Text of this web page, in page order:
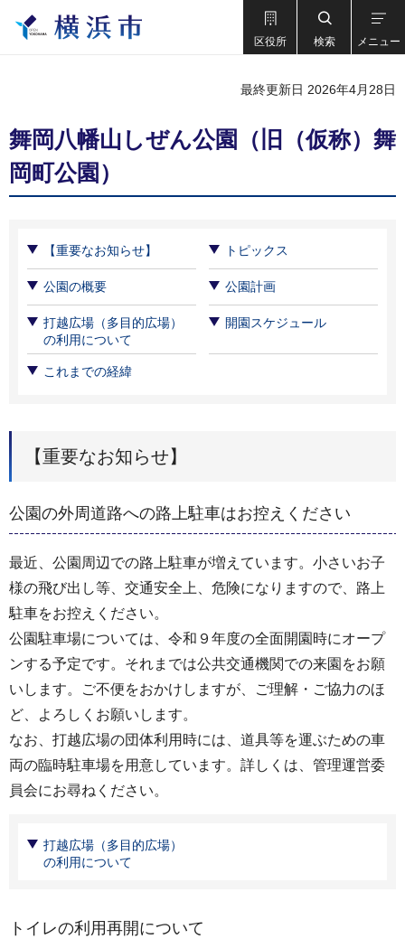
区役所 検索 メニュー
最終更新日 2026年4月28日
舞岡八幡山しぜん公園（旧（仮称）舞
岡町公園）
【重要なお知らせ】 トピックス
公園の概要 公園計画
打越広場（多目的広場）
の利用について
開園スケジュール
これまでの経緯
【重要なお知らせ】
公園の外周道路への路上駐車はお控えください
最近、公園周辺での路上駐車が増えています。小さいお子
様の飛び出し等、交通安全上、危険になりますので、路上
駐車をお控えください。
公園駐車場については、令和９年度の全面開園時にオープ
ンする予定です。それまでは公共交通機関での来園をお願
いします。ご不便をおかけしますが、ご理解・ご協力のほ
ど、よろしくお願いします。
なお、打越広場の団体利用時には、道具等を運ぶための車
両の臨時駐車場を用意しています。詳しくは、管理運営委
員会にお尋ねください。
打越広場（多目的広場）
の利用について
トイレの利用再開について